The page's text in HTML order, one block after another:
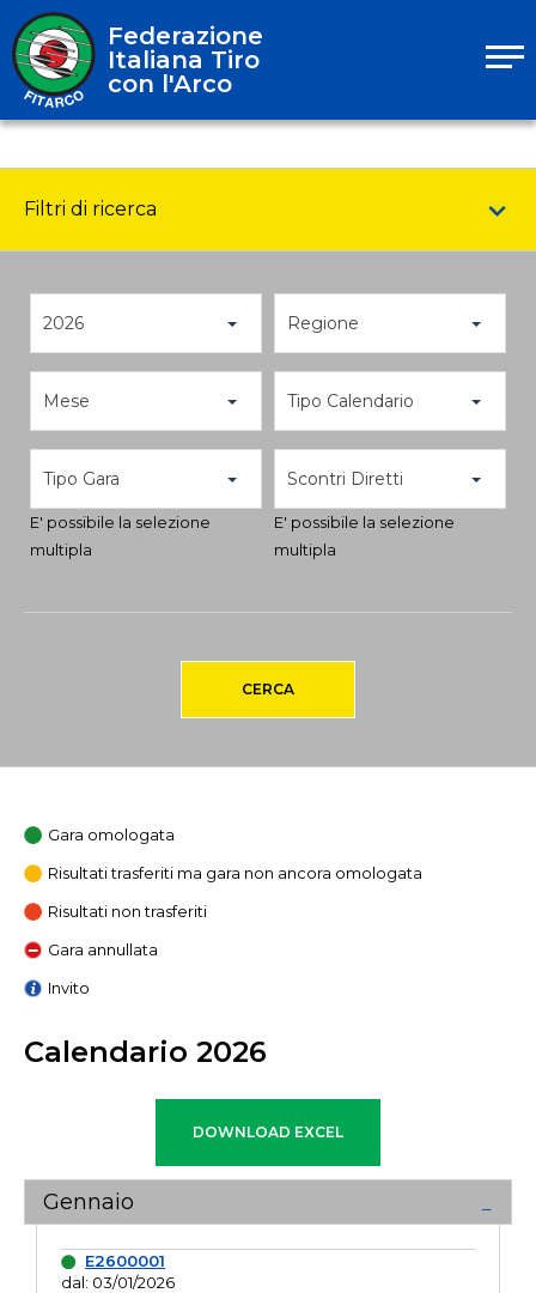
Federazione
Italiana Tiro
con l'Arco
Filtri di ricerca
2026 Regione
Mese Tipo Calendario
Tipo Gara
E' possibile la selezione
multipla
Scontri Diretti
E' possibile la selezione
multipla
CERCA
Gara omologata
Risultati trasferiti ma gara non ancora omologata
Risultati non trasferiti
Gara annullata
Invito
Calendario 2026
Gennaio
E2600001
dal: 03/01/2026